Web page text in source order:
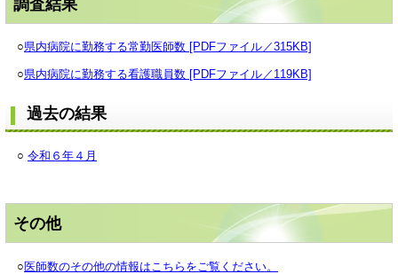
調査結果
○県内病院に勤務する常勤医師数 [PDFファイル／315KB]
○県内病院に勤務する看護職員数 [PDFファイル／119KB]
過去の結果
○ 令和６年４月
その他
○医師数のその他の情報はこちらをご覧ください。